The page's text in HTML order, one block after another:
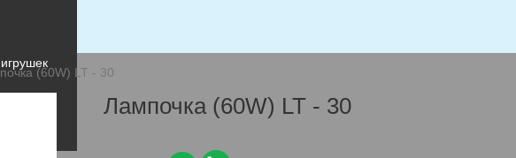
(60W) LT - 30
Лампочка (60W) LT - 30